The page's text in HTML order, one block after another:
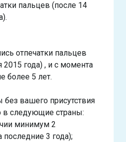
пальцев (после 14
отпечатки пальцев
2015 года) , и с момента
более 5 лет.
без вашего присутствия
следующие страны:
минимум 2
последние 3 года);